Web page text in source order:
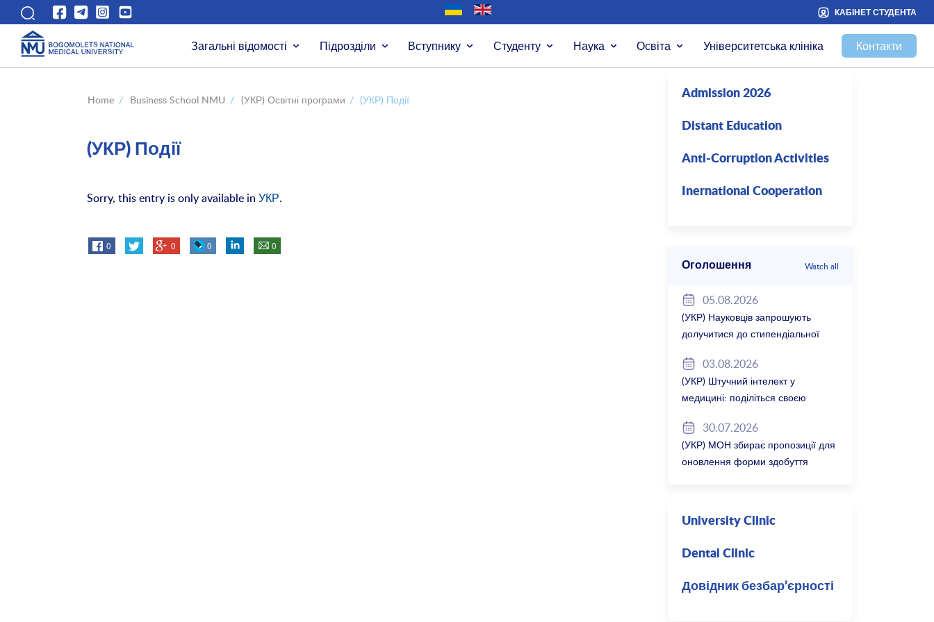
КАБІНЕТ СТУДЕНТА
Загальні відомості Підрозділи Вступнику Студенту Наука Освіта Університетська клініка Контакти
Home / Business School NMU / (УКР) Освітні програми / (УКР) Події
(УКР) Події
Sorry, this entry is only available inУКР.
0 0 0 0
Admission 2026
Distant Education
Anti-Corruption Activities
Inernational Cooperation
Оголошення Watch all
05.08.2026
(УКР) Науковців запрошують
долучитися до стипендіальної
Баварія 2027/28
03.08.2026
(УКР) Штучний інтелект у
медицині: поділіться своєю
30.07.2026
(УКР) МОН збирає пропозиції для
оновлення форми здобуття
University Clinic
Dental Clinic
Довідник безбар’єрності